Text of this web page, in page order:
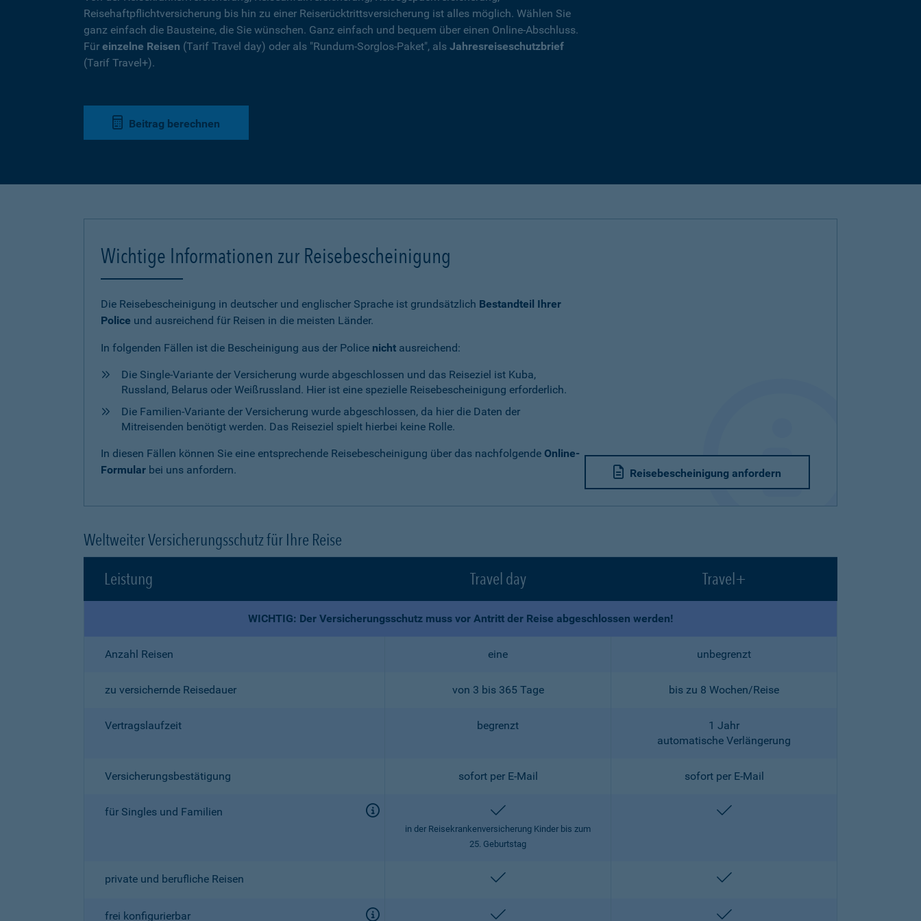
Reisehaftpflichtversicherung bis hin zu einer Reiserücktrittsversicherung ist alles möglich. Wählen Sie
ganz einfach die Bausteine, die Sie wünschen. Ganz einfach und bequem über einen Online-Abschluss.
Für einzelne Reisen (Tarif Travel day) oder als "Rundum-Sorglos-Paket", als Jahresreiseschutzbrief
(Tarif Travel+).
Beitrag berechnen
Wichtige Informationen zur Reisebescheinigung
Die Reisebescheinigung in deutscher und englischer Sprache ist grundsätzlich Bestandteil Ihrer
Police und ausreichend für Reisen in die meisten Länder.
In folgenden Fällen ist die Bescheinigung aus der Police nicht ausreichend:
Die Single-Variante der Versicherung wurde abgeschlossen und das Reiseziel ist Kuba,
Russland, Belarus oder Weißrussland. Hier ist eine spezielle Reisebescheinigung erforderlich.
Die Familien-Variante der Versicherung wurde abgeschlossen, da hier die Daten der
Mitreisenden benötigt werden. Das Reiseziel spielt hierbei keine Rolle.
In diesen Fällen können Sie eine entsprechende Reisebescheinigung über das nachfolgende Online-
Formular bei uns anfordern. Reisebescheinigung anfordern
Weltweiter Versicherungsschutz für Ihre Reise
Leistung
Travel day Travel+
WICHTIG: Der Versicherungsschutz muss vor Antritt der Reise abgeschlossen werden!
Anzahl Reisen eine unbegrenzt
zu versichernde Reisedauer von 3 bis 365 Tage bis zu 8 Wochen/Reise
Vertragslaufzeit begrenzt
1 Jahr
automatische Verlängerung
Versicherungsbestätigung sofort per E-Mail sofort per E-Mail
für Singles und Familien enthalten
in der Reisekrankenversicherung Kinder bis zum
25. Geburtstag
enthalten
private und berufliche Reisen enthalten enthalten
frei konfigurierbar enthalten enthalten